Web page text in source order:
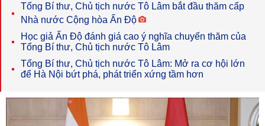
Tổng Bí thư, Chủ tịch nước Tô Lâm bắt đầu thăm cấp
Nhà nước Cộng hòa Ấn Độ
Học giả Ấn Độ đánh giá cao ý nghĩa chuyến thăm của
Tổng Bí thư, Chủ tịch nước Tô Lâm
Tổng Bí thư, Chủ tịch nước Tô Lâm: Mở ra cơ hội lớn
để Hà Nội bứt phá, phát triển xứng tầm hơn